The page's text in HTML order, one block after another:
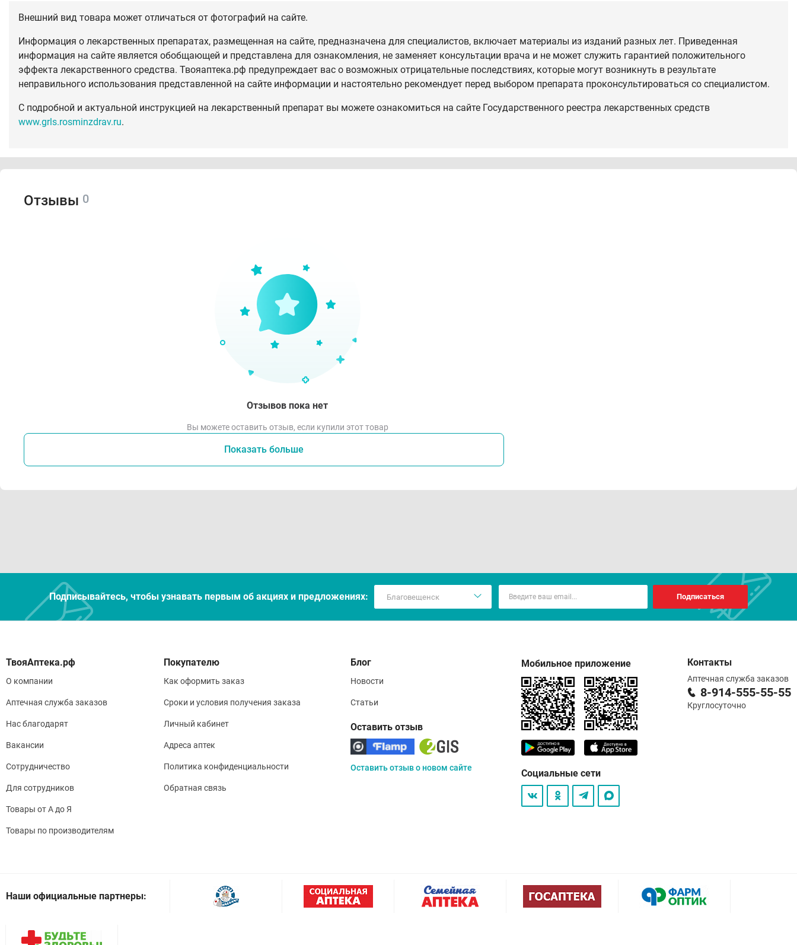
Внешний вид товара может отличаться от фотографий на сайте.
Информация о лекарственных препаратах, размещенная на сайте, предназначена для специалистов, включает материалы из изданий разных лет. Приведенная
информация на сайте является обобщающей и представлена для ознакомления, не заменяет консультации врача и не может служить гарантией положительного
эффекта лекарственного средства. Твояаптека.рф предупреждает вас о возможных отрицательные последствиях, которые могут возникнуть в результате
неправильного использования представленной на сайте информации и настоятельно рекомендует перед выбором препарата проконсультироваться со специалистом.
С подробной и актуальной инструкцией на лекарственный препарат вы можете ознакомиться на сайте Государственного реестра лекарственных средств
www.grls.rosminzdrav.ru.
Отзывы 0
Отзывов пока нет
Вы можете оставить отзыв, если купили этот товар
Показать больше
Подписывайтесь, чтобы узнавать первым об акцияx и предложениях: Подписаться
О компании
Аптечная служба заказов
Нас благодарят
Вакансии
Сотрудничество
Для сотрудников
Товары от А до Я
Товары по производителям
Покупателю
Как оформить заказ
Сроки и условия получения заказа
Личный кабинет
Адреса аптек
Политика конфиденциальности
Обратная связь
Блог
Новости
Статьи
Оставить отзыв
Оставить отзыв о новом сайте
Мобильное приложение
Социальные сети
Контакты
Аптечная служба заказов
8-914-555-55-55
Круглосуточно
Наши официальные партнеры: